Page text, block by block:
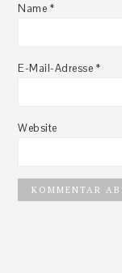
Name *
E-Mail-Adresse *
Website